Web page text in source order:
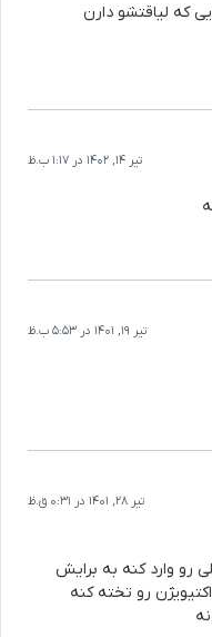
که لیاقتشو دارن
تیر 14, 1402 در 1:17 ب.ظ
تیر 19, 1401 در 5:53 ب.ظ
تیر 28, 1401 در 0:31 ق.ظ
رو وارد کنه به برایش
رو تخته کنه